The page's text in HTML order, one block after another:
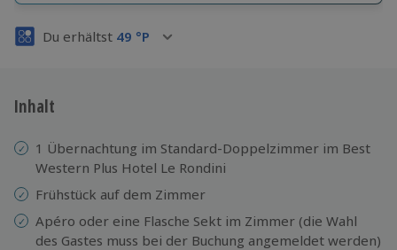
Volle Flexibilität
3 Jahre gültig & verlängerbar.
Du erhältst 49 °P
Inhalt
1 Übernachtung im Standard-Doppelzimmer im Best
Western Plus Hotel Le Rondini
Frühstück auf dem Zimmer
Apéro oder eine Flasche Sekt im Zimmer (die Wahl
des Gastes muss bei der Buchung angemeldet werden)